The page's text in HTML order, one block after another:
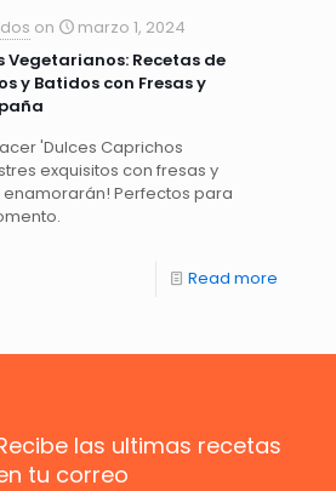
on
marzo 1, 2024
Vegetarianos: Recetas de
y Batidos con Fresas y
'Dulces Caprichos
exquisitos con fresas y
Perfectos para
Read more
las ultimas recetas
tu correo